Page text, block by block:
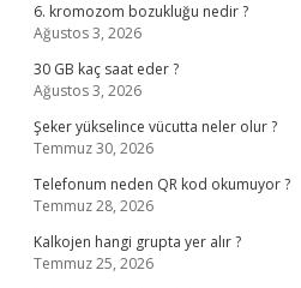
6. kromozom bozukluğu nedir ?
Ağustos 3, 2026
30 GB kaç saat eder ?
Ağustos 3, 2026
Şeker yükselince vücutta neler olur ?
Temmuz 30, 2026
Telefonum neden QR kod okumuyor ?
Temmuz 28, 2026
Kalkojen hangi grupta yer alır ?
Temmuz 25, 2026